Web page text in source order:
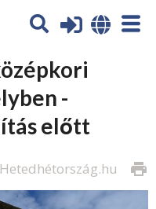
-
előtt
print